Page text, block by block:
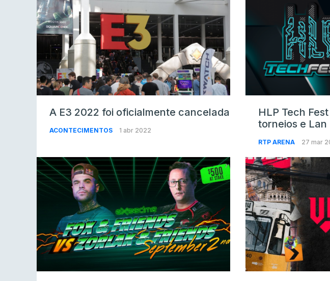
A E3 2022 foi oficialmente cancelada
ACONTECIMENTOS 1 abr 2022
HLP Tech
torneios e Lan
RTP ARENA 27 mar